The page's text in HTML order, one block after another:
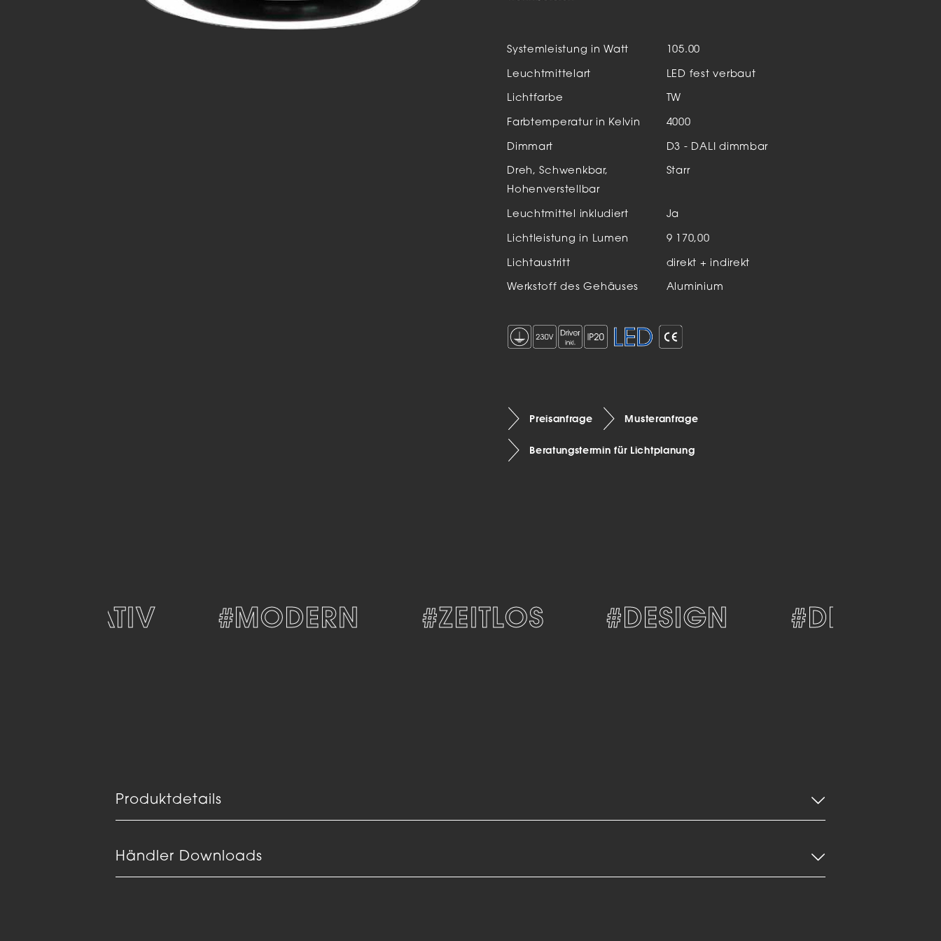
Schienensysteme
Einbauleuchten
Systemleistung in Watt 105.00
Leuchtmittelart LED fest verbaut
Lichtfarbe TW
Farbtemperatur in Kelvin 4000
Dimmart D3 - DALI dimmbar
Dreh, Schwenkbar,
Hohenverstellbar
Starr
Leuchtmittel inkludiert Ja
Lichtleistung in Lumen 9 170,00
Lichtaustritt direkt + indirekt
Werkstoff des Gehäuses Aluminium
Preisanfrage Musteranfrage
Beratungstermin für Lichtplanung
#DESIGN #DEKORATIV
#MODERN #ZEITLOS
Produktdetails
Händler Downloads